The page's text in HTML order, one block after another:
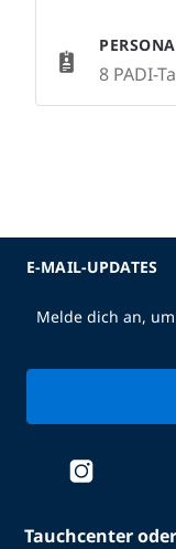
8 PADI-
Tauchcenter
E-MAIL-UPDATES
Melde dich an,